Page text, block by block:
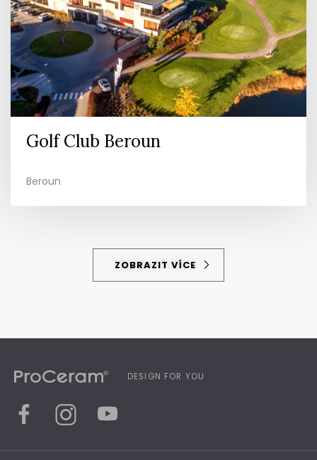
Golf Club Beroun
Beroun
ZOBRAZIT VÍCE
DESIGN FOR YOU